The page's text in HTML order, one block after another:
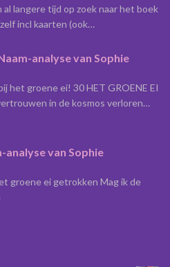
al langere tijd op zoek naar het boek
incl kaarten (ook…
analyse van Sophie
het groene ei! 30 HET GROENE EI
in de kosmos verloren…
analyse van Sophie
groene ei getrokken Mag ik de